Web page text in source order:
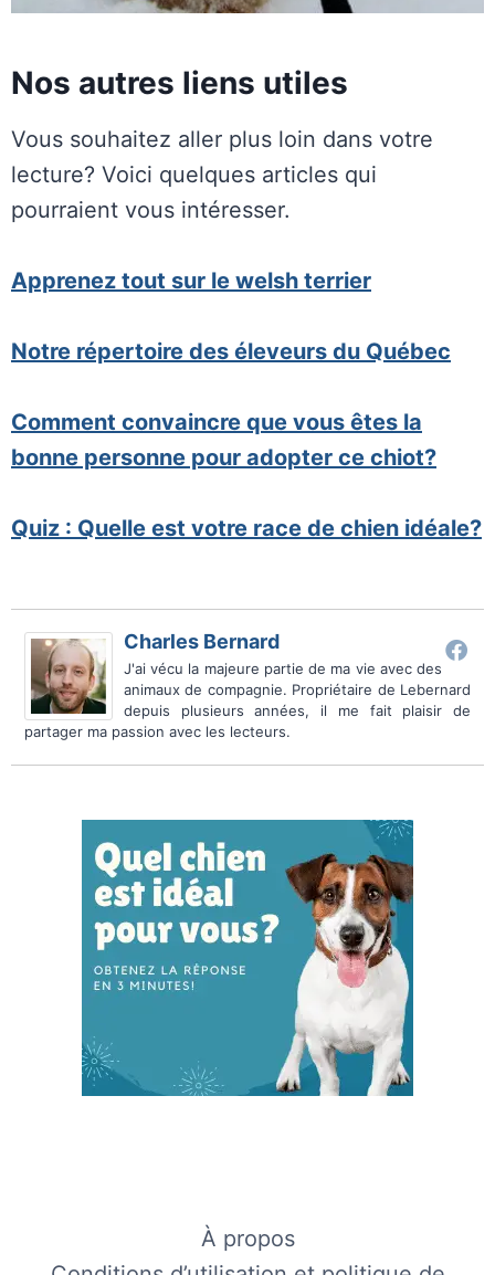
Nos autres liens utiles
Vous souhaitez aller plus loin dans votre
lecture? Voici quelques articles qui
pourraient vous intéresser.
Apprenez tout sur le welsh terrier
Notre répertoire des éleveurs du Québec
Comment convaincre que vous êtes la
bonne personne pour adopter ce chiot?
Quiz : Quelle est votre race de chien idéale?
Charles Bernard
J'ai vécu la majeure partie de ma vie avec des
animaux de compagnie. Propriétaire de Lebernard
depuis plusieurs années, il me fait plaisir de
partager ma passion avec les lecteurs.
À propos